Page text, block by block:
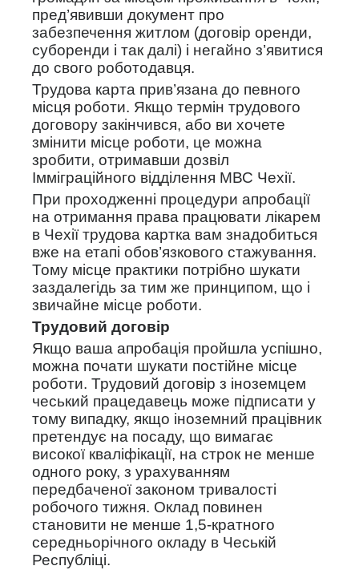
пред’явивши документ про
забезпечення житлом (договір оренди,
суборенди і так далі) і негайно з’явитися
до свого роботодавця.
Трудова карта прив’язана до певного
місця роботи. Якщо термін трудового
договору закінчився, або ви хочете
змінити місце роботи, це можна
зробити, отримавши дозвіл
Імміграційного відділення МВС Чехії.
При проходженні процедури апробації
на отримання права працювати лікарем
в Чехії трудова картка вам знадобиться
вже на етапі обов’язкового стажування.
Тому місце практики потрібно шукати
заздалегідь за тим же принципом, що і
звичайне місце роботи.
Трудовий договір
Якщо ваша апробація пройшла успішно,
можна почати шукати постійне місце
роботи. Трудовий договір з іноземцем
чеський працедавець може підписати у
тому випадку, якщо іноземний працівник
претендує на посаду, що вимагає
високої кваліфікації, на строк не менше
одного року, з урахуванням
передбаченої законом тривалості
робочого тижня. Оклад повинен
становити не менше 1,5-кратного
середньорічного окладу в Чеській
Республіці.